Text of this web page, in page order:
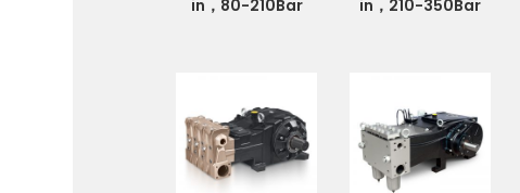
in，80-210Bar
in，210-350Bar